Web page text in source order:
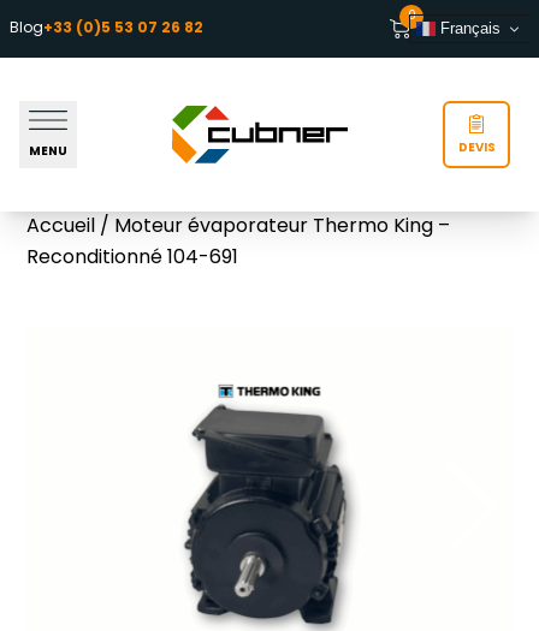
Aller au contenu
Blog+33 (0)5 53 07 26 82
0
Français
MENU DEVIS
Accueil/ Moteur évaporateur Thermo King –
Reconditionné 104-691